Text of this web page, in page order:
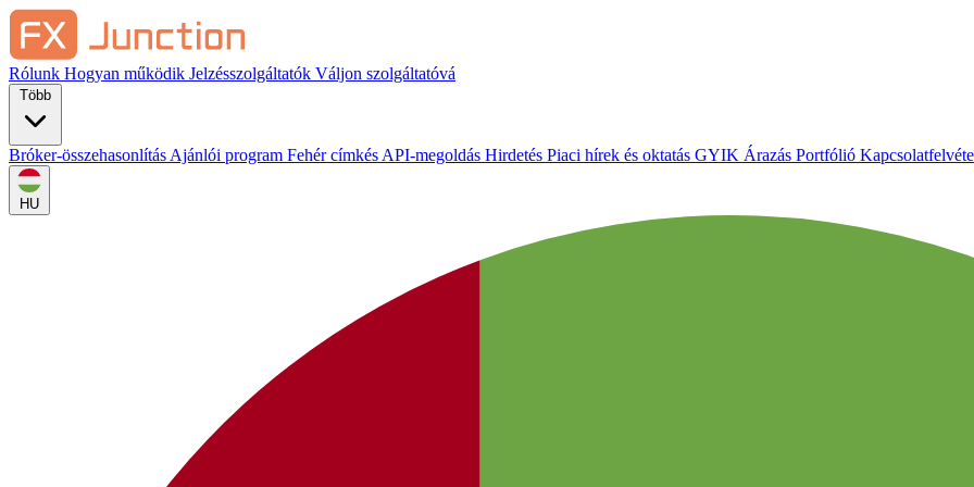
Rólunk Hogyan működik Jelzésszolgáltatók Váljon szolgáltatóvá
Bróker-összehasonlítás Ajánlói program Fehér címkés API-megoldás Hirdetés Piaci hírek és oktatás GYIK Árazás Portfólió
HU